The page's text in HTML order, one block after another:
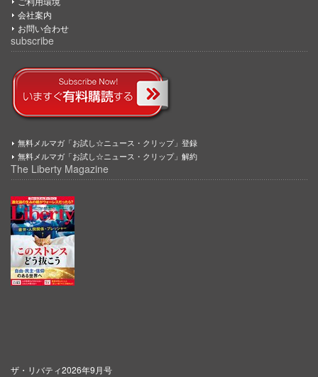
会社案内
お問い合わせ
subscribe
無料メルマガ「お試し☆ニュース・クリップ」登録
無料メルマガ「お試し☆ニュース・クリップ」解約
The Liberty Magazine
ザ・リバティ2026年9月号